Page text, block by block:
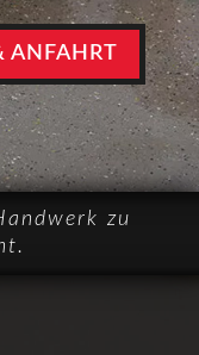
ANFAHRT
zu